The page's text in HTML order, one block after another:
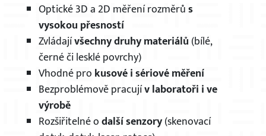
Optické 3D a 2D měření rozměrůs
vysokou přesností
Zvládajívšechny druhy materiálů (bílé,
černé či lesklé povrchy)
Vhodné pro kusové i sériové měření
Bezproblémově pracujív laboratoři i ve
výrobě
Rozšiřitelné odalší senzory(skenovací